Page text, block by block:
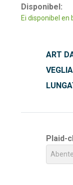
Disponibel:
Ei disponibel en
ART
Plaid-